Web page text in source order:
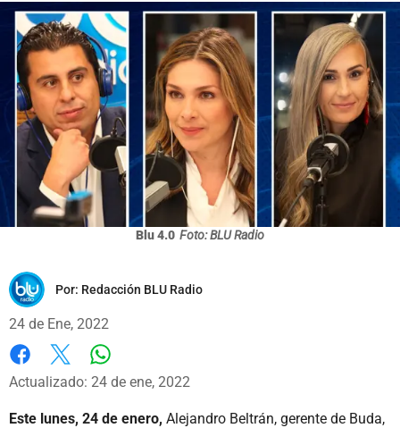
Blu 4.0 Foto: BLU Radio
Por: Redacción BLU Radio
24 de Ene, 2022
Facebook
X
Actualizado: 24 de ene, 2022
Este lunes, 24 de enero, Alejandro Beltrán, gerente de Buda,